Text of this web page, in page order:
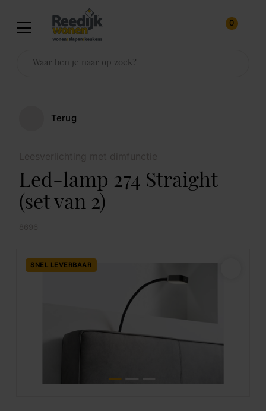
0
Terug
Led-lamp 274 Straight
(set van 2)
SNEL LEVERBAAR